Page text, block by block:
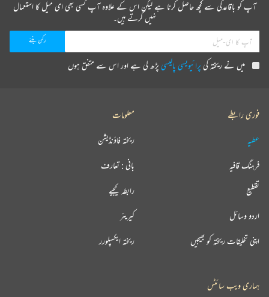
آپ کو باقاعدگی سے کچھ حاصل کرنا ہے لیکن اس کے علاوہ آپ کسی بھی ای میل کا استعمال
نہیں کرتے ہیں۔
میں نے ریختہ کیپرائیویسی پالیسیپڑھ لی ہے اور اس سے متفق ہوں
فوری رابطے
عطیہ
فرہنگ قافیہ
تقطیع
اردو وسائل
اپنی تخلیقات ریختہ کو بھیجیں
معلومات
ریختہ فاؤنڈیشن
بانی : تعارف
رابطہ کیجیے
کیریئر
ریختہ ایکسپلورر
ہماری ویب سائٹس